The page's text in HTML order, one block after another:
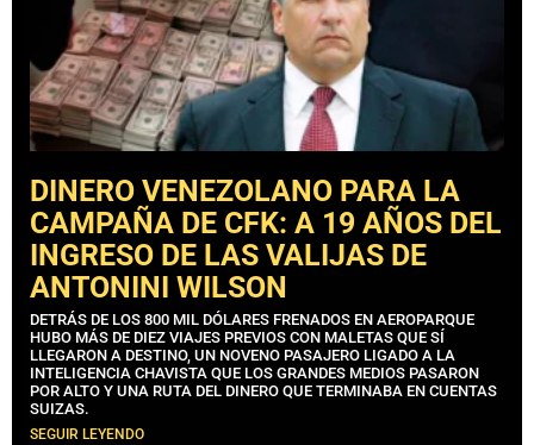
DINERO VENEZOLANO PARA LA
CAMPAÑA DE CFK: A 19 AÑOS DEL
INGRESO DE LAS VALIJAS DE
ANTONINI WILSON
DETRÁS DE LOS 800 MIL DÓLARES FRENADOS EN AEROPARQUE
HUBO MÁS DE DIEZ VIAJES PREVIOS CON MALETAS QUE SÍ
LLEGARON A DESTINO, UN NOVENO PASAJERO LIGADO A LA
INTELIGENCIA CHAVISTA QUE LOS GRANDES MEDIOS PASARON
POR ALTO Y UNA RUTA DEL DINERO QUE TERMINABA EN CUENTAS
SUIZAS.
SEGUIR LEYENDO